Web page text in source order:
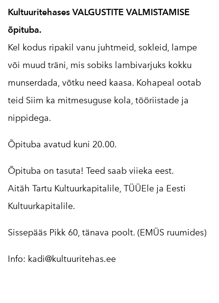
Kultuuritehases VALGUSTITE VALMISTAMISE
õpituba.
Kel kodus ripakil vanu juhtmeid, sokleid, lampe
või muud träni, mis sobiks lambivarjuks kokku
munserdada, võtku need kaasa. Kohapeal ootab
teid Siim ka mitmesuguse kola, tööriistade ja
nippidega.
Õpituba avatud kuni 20.00.
Õpituba on tasuta! Teed saab viieka eest.
Aitäh Tartu Kultuurkapitalile, TÜÜEle ja Eesti
Kultuurkapitalile.
Sissepääs Pikk 60, tänava poolt. (EMÜS ruumides)
Info: kadi@kultuuritehas.ee